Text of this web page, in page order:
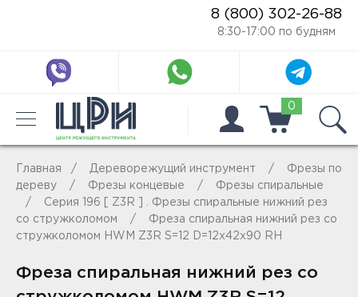
8 (800) 302-26-88
8:30-17:00 по будням
0
Главная Дереворежущий инструмент
Фрезы по
дереву
Фрезы концевые
Фрезы спиральные
Серия 196 [ Z3R ] . Фрезы спиральные нижний рез
со стружколомом
Фреза спиральная нижний рез со
стружколомом HWM Z3R S=12 D=12x42x90 RH
Фреза спиральная нижний рез со